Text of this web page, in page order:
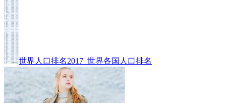
世界人口排名2017_世界各国人口排名